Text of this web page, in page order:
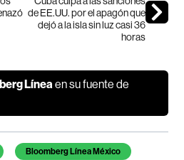
de EE.UU. por el apagón que
dejó a la isla sin luz casi 36
horas
Líneaen su fuente de
Bloomberg Línea México